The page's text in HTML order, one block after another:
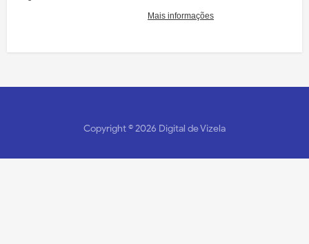
Copyright ©2026 Digital de Vizela